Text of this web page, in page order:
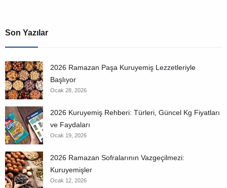
Son Yazılar
2026 Ramazan Paşa Kuruyemiş Lezzetleriyle
Başlıyor
Ocak 28, 2026
2026 Kuruyemiş Rehberi: Türleri, Güncel Kg Fiyatları
ve Faydaları
Ocak 19, 2026
2026 Ramazan Sofralarının Vazgeçilmezi:
Kuruyemişler
Ocak 12, 2026